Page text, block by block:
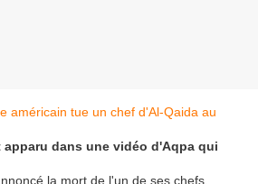
apparu dans une vidéo d'Aqpa qui
la mort de l'un de ses chefs,